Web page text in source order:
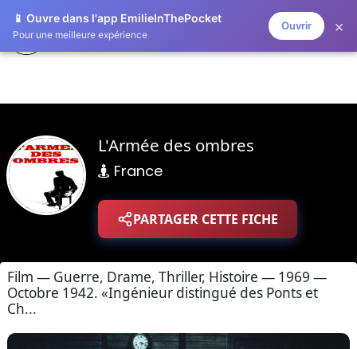
📱 Ouvre dans l'app EmilieInThePocket
Pour une meilleure expérience
Ouvrir ×
ZAPLISTOO
L'Armée des ombres
France
PARTAGER CETTE FICHE
Film — Guerre, Drame, Thriller, Histoire — 1969 —
Octobre 1942. «Ingénieur distingué des Ponts et
Ch...